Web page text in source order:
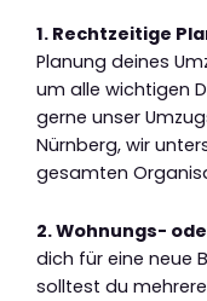
1. Rechtzeitige
Planung deines
um alle wichtigen
gerne unser
Nürnberg, wir
gesamten
2. Wohnungs-
dich für eine neue
solltest du